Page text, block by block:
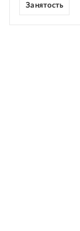
Занятость